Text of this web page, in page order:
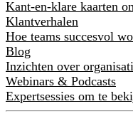
Kant-en-klare kaarten
Klantverhalen
Hoe teams succesvol
Blog
Inzichten over
Webinars & Podcasts
Expertsessies om te